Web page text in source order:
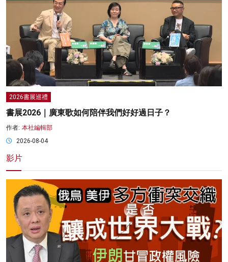
2026書展巡禮
書展2026｜廣東歌如何陪伴我們好好過日子？
作者: 本社編輯部
2026-08-04
影片